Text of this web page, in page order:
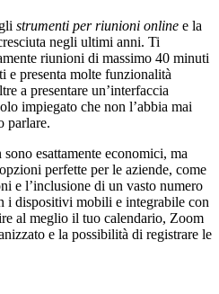
strumenti per riunioni online e la
negli ultimi anni. Ti
riunioni di massimo 40 minuti
e presenta molte funzionalità
a presentare un’interfaccia
impiegato che non l’abbia mai
parlare.
esattamente economici, ma
perfette per le aziende, come
e l’inclusione di un vasto numero
i dispositivi mobili e integrabile con
al meglio il tuo calendario, Zoom
e la possibilità di registrare le